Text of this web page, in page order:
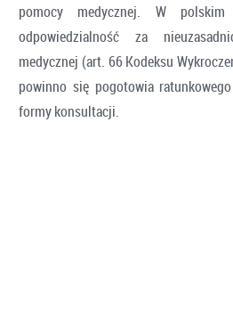
pomocy medycznej. W
odpowiedzialność za
medycznej (art. 66 Kodeksu
powinno się pogotowia
formy konsultacji.